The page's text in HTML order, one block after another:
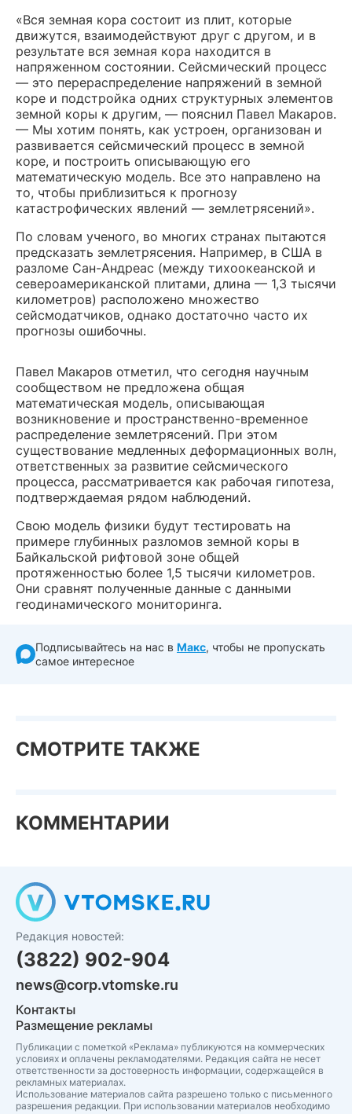
«Вся земная кора состоит из плит, которые
движутся, взаимодействуют друг с другом, и в
результате вся земная кора находится в
напряженном состоянии. Сейсмический процесс
— это перераспределение напряжений в земной
коре и подстройка одних структурных элементов
земной коры к другим, — пояснил Павел Макаров.
— Мы хотим понять, как устроен, организован и
развивается сейсмический процесс в земной
коре, и построить описывающую его
математическую модель. Все это направлено на
то, чтобы приблизиться к прогнозу
катастрофических явлений — землетрясений».
По словам ученого, во многих странах пытаются
предсказать землетрясения. Например, в США в
разломе Сан-Андреас (между тихоокеанской и
североамериканской плитами, длина — 1,3 тысячи
километров) расположено множество
сейсмодатчиков, однако достаточно часто их
прогнозы ошибочны.
Павел Макаров отметил, что сегодня научным
сообществом не предложена общая
математическая модель, описывающая
возникновение и пространственно-временное
распределение землетрясений. При этом
существование медленных деформационных волн,
ответственных за развитие сейсмического
процесса, рассматривается как рабочая гипотеза,
подтверждаемая рядом наблюдений.
Свою модель физики будут тестировать на
примере глубинных разломов земной коры в
Байкальской рифтовой зоне общей
протяженностью более 1,5 тысячи километров.
Они сравнят полученные данные с данными
геодинамического мониторинга.
Подписывайтесь на нас в Макс, чтобы не пропускать
самое интересное
СМОТРИТЕ ТАКЖЕ
КОММЕНТАРИИ
Редакция новостей:
(3822) 902-904
news@corp.vtomske.ru
Контакты
Размещение рекламы
Публикации с пометкой «Реклама» публикуются на коммерческих
условиях и оплачены рекламодателями. Редакция сайта не несет
ответственности за достоверность информации, содержащейся в
рекламных материалах.
Использование материалов сайта разрешено только с письменного
разрешения редакции. При использовании материалов необходимо